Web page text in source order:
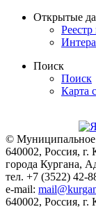
Открытые
Поиск
Поиск
Карта
© Муниципальное
640002, Россия,
города Кургана,
тел. +7 (3522) 42-
e-mail:
640002, Россия,